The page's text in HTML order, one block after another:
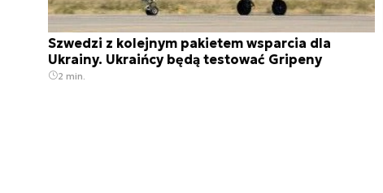
Szwedzi z kolejnym pakietem wsparcia dla
Ukrainy. Ukraińcy będą testować Gripeny
2 min.